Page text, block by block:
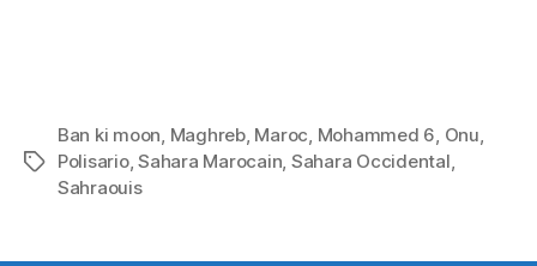
Étiquettes
Ban ki moon Maghreb, Maroc Mohammed 6 Onu
Polisario,Sahara Marocain Sahara Occidental
Sahraouis